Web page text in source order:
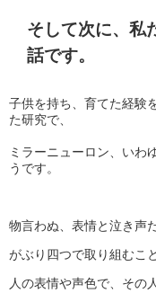
そして次に、私
話です。
子供を持ち、育てた経験
た研究で、
ミラーニューロン、いわ
うです。
物言わぬ、表情と泣き声
がぶり四つで取り組むこ
人の表情や声色で、その